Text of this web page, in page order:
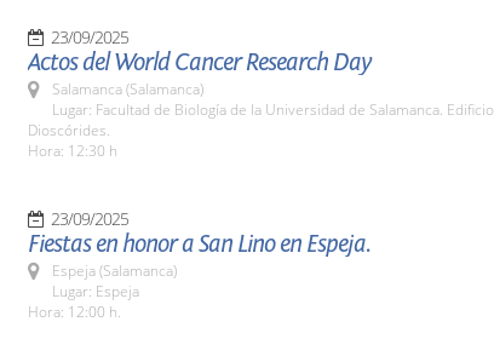
23/09/2025
Actos del World Cancer Research Day
Salamanca (Salamanca)
Lugar: Facultad de Biología de la Universidad de Salamanca. Edificio
Dioscórides.
Hora: 12:30 h
23/09/2025
Fiestas en honor a San Lino en Espeja.
Espeja (Salamanca)
Lugar: Espeja
Hora: 12:00 h.